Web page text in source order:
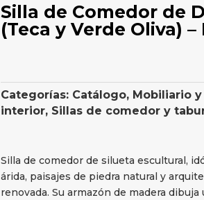
Silla de Comedor de
(Teca y Verde Oliva)
Categorías: Catálogo, Mobiliario
interior, Sillas de comedor y
Silla de comedor de silueta escultural,
árida, paisajes de piedra natural y
renovada. Su armazón de madera